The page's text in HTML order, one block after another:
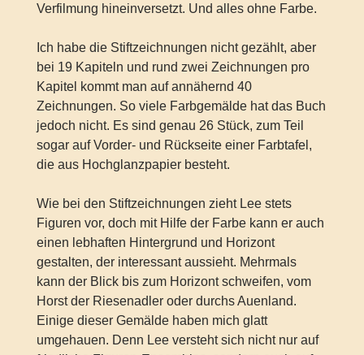
Verfilmung hineinversetzt. Und alles ohne Farbe.
Ich habe die Stiftzeichnungen nicht gezählt, aber
bei 19 Kapiteln und rund zwei Zeichnungen pro
Kapitel kommt man auf annähernd 40
Zeichnungen. So viele Farbgemälde hat das Buch
jedoch nicht. Es sind genau 26 Stück, zum Teil
sogar auf Vorder- und Rückseite einer Farbtafel,
die aus Hochglanzpapier besteht.
Wie bei den Stiftzeichnungen zieht Lee stets
Figuren vor, doch mit Hilfe der Farbe kann er auch
einen lebhaften Hintergrund und Horizont
gestalten, der interessant aussieht. Mehrmals
kann der Blick bis zum Horizont schweifen, vom
Horst der Riesenadler oder durchs Auenland.
Einige dieser Gemälde haben mich glatt
umgehauen. Denn Lee versteht sich nicht nur auf